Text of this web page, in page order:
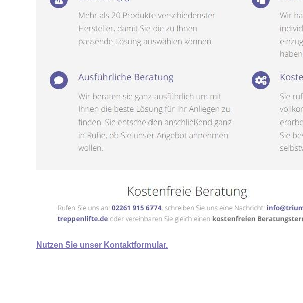
Nutzen Sie unser Kontaktformular.